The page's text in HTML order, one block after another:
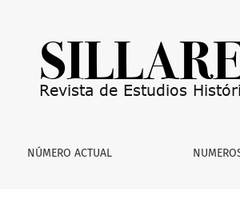
Hemerográficos históricos de la
NÚMERO ACTUAL